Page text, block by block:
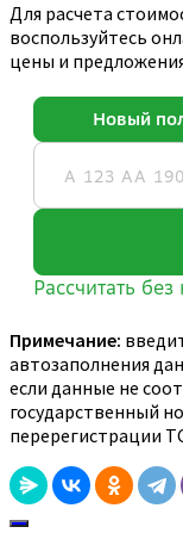
Для расчета
воспользуйтесь
цены и
Примечание:
автозаполнения
если данные не
государственный
перерегистрации